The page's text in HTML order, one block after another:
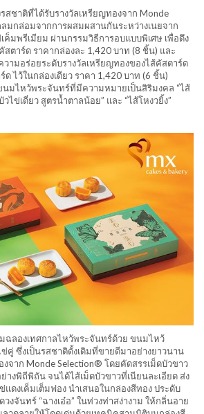
ชาติที่ได้รับรางวัลเหรียญทองจาก Monde
มกล่อมจากการผสมผสานกันระหว่างเนยจาก
ค็มพรีเมียม ผ่านกรรมวิธีการอบแบบพิเศษ เพื่อดึง
ตาร์ด ราคากล่องละ 1,420 บาท (8 ชิ้น) และ
วามอร่อยระดับรางวัลเหรียญทองของไส้คัสตาร์ด
ไว้ในกล่องเดียว ราคา 1,420 บาท (6 ชิ้น)
มไหว้พระจันทร์ที่มีความหมายเป็นสิริมงคล “ไส้
วไข่เดี่ยว สูตรน้ำตาลน้อย” และ “ไส้โหงวยิ้ง”
ฉลองเทศกาลไหว้พระจันทร์ด้วย ขนมไหว้
คู่ ซึ่งเป็นรสชาติดั้งเดิมที่ขายดีมาอย่างยาวนาน
งจาก Monde Selection® โดยคัดสรรเม็ดบัวขาว
างพิถีพิถัน จนได้ไส้เม็ดบัวขาวที่เนียนละเอียด ส่ง
ดงเค็มเต็มฟอง นำเสนอในกล่องสีทอง ประดับ
งจันทร์ “ฉางเอ๋อ” ในท่วงท่าสง่างาม ให้กลิ่นอาย